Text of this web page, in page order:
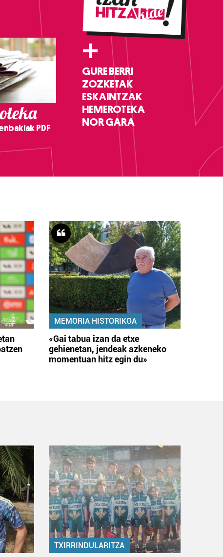
PDF
+
GURE BERRI
ZOZKETAK
ESKAINTZAK
HEMEROTEKA
NOR GARA
MEMORIA HISTORIKOA
«Gai tabua izan da etxe
gehienetan, jendeak azkeneko
momentuan hitz egin du»
TXIRRINDULARITZA